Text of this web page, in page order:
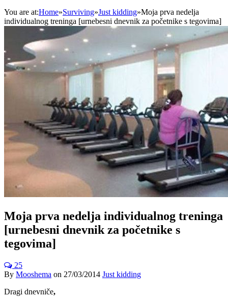
You are at:Home»Surviving»Just kidding»Moja prva nedelja
individualnog treninga [urnebesni dnevnik za početnike s tegovima]
Moja prva nedelja individualnog treninga
[urnebesni dnevnik za početnike s
tegovima]
25
By Mooshema on 27/03/2014 Just kidding
Dragi dnevniče,